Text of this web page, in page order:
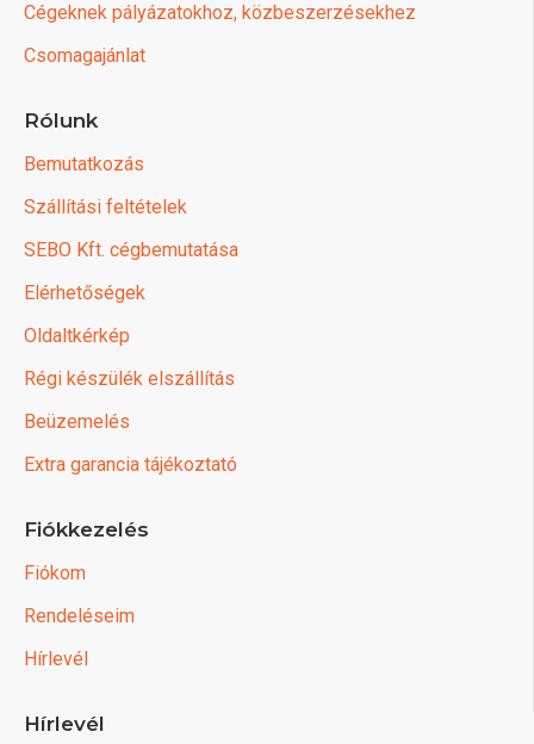
Cégeknek pályázatokhoz, közbeszerzésekhez
Csomagajánlat
Rólunk
Bemutatkozás
Szállítási feltételek
SEBO Kft. cégbemutatása
Elérhetőségek
Oldaltkérkép
Régi készülék elszállítás
Beüzemelés
Extra garancia tájékoztató
Fiókkezelés
Fiókom
Rendeléseim
Hírlevél
Hírlevél